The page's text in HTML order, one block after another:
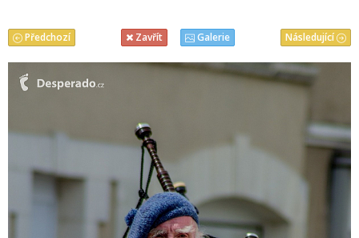
Následující
Předchozí Zavřít Galerie